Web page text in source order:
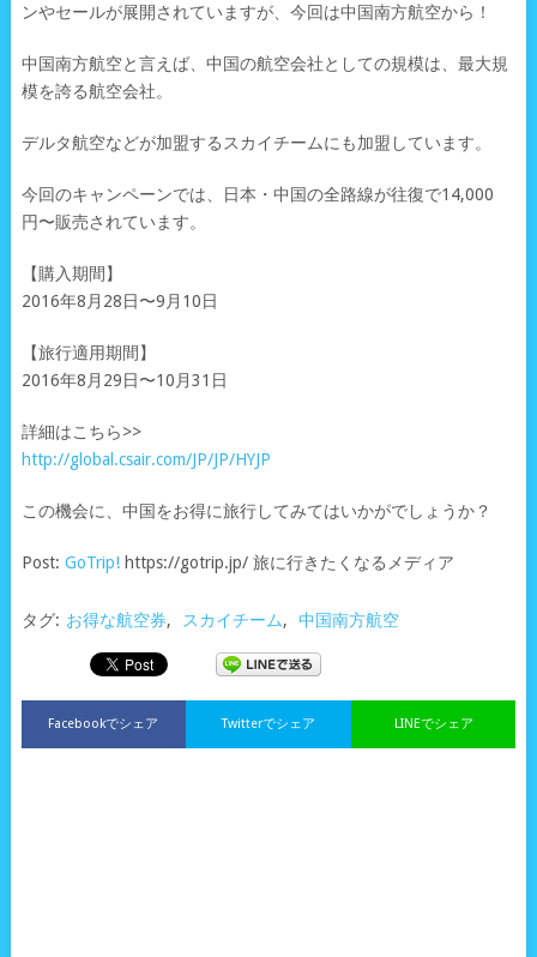
ンやセールが展開されていますが、今回は中国南方航空から！
中国南方航空と言えば、中国の航空会社としての規模は、最大規
模を誇る航空会社。
デルタ航空などが加盟するスカイチームにも加盟しています。
今回のキャンペーンでは、日本・中国の全路線が往復で14,000
円〜販売されています。
【購入期間】
2016年8月28日〜9月10日
【旅行適用期間】
2016年8月29日〜10月31日
詳細はこちら>>
http://global.csair.com/JP/JP/HYJP
この機会に、中国をお得に旅行してみてはいかがでしょうか？
Post: GoTrip!https://gotrip.jp/ 旅に行きたくなるメディア
タグ: お得な航空券, スカイチーム, 中国南方航空
Facebookでシェア LINEでシェア
Twitterでシェア